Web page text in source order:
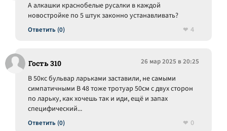
Ответить (0)
А алкашки краснобелые русалки в каждой
новостройке по 5 штук законно устанавливать?
4
Гость 310 26 мар 2025 в 20:25
Ответить (0)
В 50кс бульвар ларьками заставили, не самыми
симпатичными В 48 тоже тротуар 50см с двух сторон
по ларьку, как хочешь так и иди, ещё и запах
специфический...
0